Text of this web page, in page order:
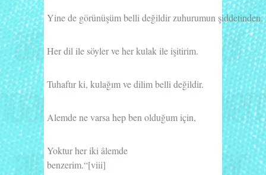
Yine de görünüşüm belli değildir zuhurumun şiddetinden.
Her dil ile söyler ve her kulak ile işitirim.
Tuhaftır ki, kulağım ve dilim belli değildir.
Alemde ne varsa hep ben olduğum için,
Yoktur her iki âlemde
benzerim.“[viii]